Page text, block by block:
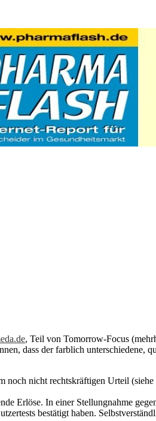
, Teil von Tomorrow-Focus
dass der farblich unterschiedene,
noch nicht rechtskräftigen Urteil (siehe
Erlöse. In einer Stellungnahme
bestätigt haben.